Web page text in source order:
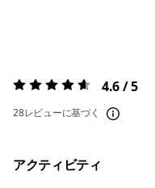
評価:4.6 / 5 4.6 / 5
28レビューに基づく
アクティビティ